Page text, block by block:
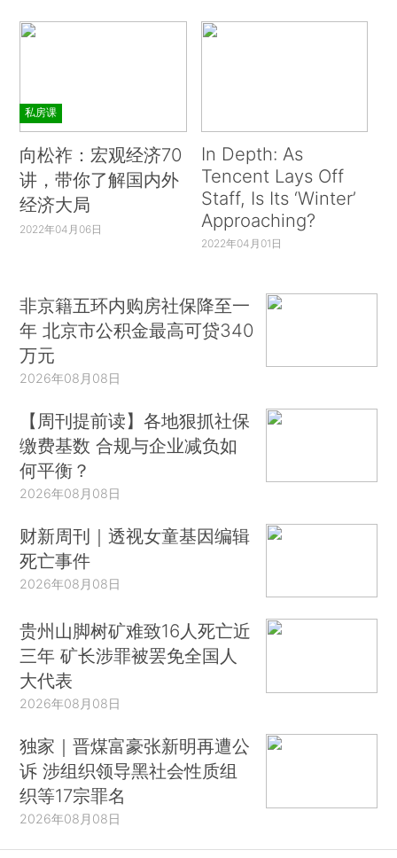
私房课
向松祚：宏观经济70
讲，带你了解国内外
经济大局
2022年04月06日
In Depth: As
Tencent Lays Off
Staff, Is Its ‘Winter’
Approaching?
2022年04月01日
非京籍五环内购房社保降至一
年 北京市公积金最高可贷340
万元
2026年08月08日
【周刊提前读】各地狠抓社保
缴费基数 合规与企业减负如
何平衡？
2026年08月08日
财新周刊｜透视女童基因编辑
死亡事件
2026年08月08日
贵州山脚树矿难致16人死亡近
三年 矿长涉罪被罢免全国人
大代表
2026年08月08日
独家｜晋煤富豪张新明再遭公
诉 涉组织领导黑社会性质组
织等17宗罪名
2026年08月08日